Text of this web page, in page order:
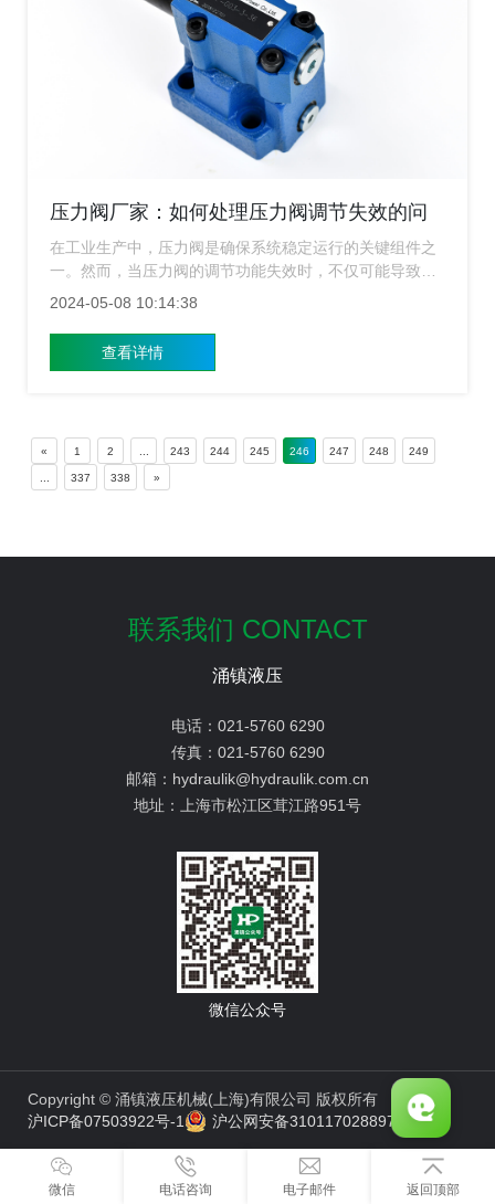
压力阀厂家：如何处理压力阀调节失效的问
题？
在工业生产中，压力阀是确保系统稳定运行的关键组件之
一。然而，当压力阀的调节功能失效时，不仅可能导致生
产效率降低，甚至可能引发安全隐患。因此，及时发现并
来给大家简单的介绍下要如何处理压力阀调节失效的问
2024-05-08 10:14:38
查看详情
« 1 2 243 244 245 246 247 248 249
337 338 »
联系我们 CONTACT
涌镇液压
电话： 021-5760 6290
传真： 021-5760 6290
邮箱： hydraulik@hydraulik.com.cn
地址：
上海市松江区茸江路951号
微信公众号
Copyright © 涌镇液压机械(上海)有限公司 版权所有
沪ICP备07503922号-1
沪公网安备31011702889776号
微信 电话咨询 电子邮件 返回顶部